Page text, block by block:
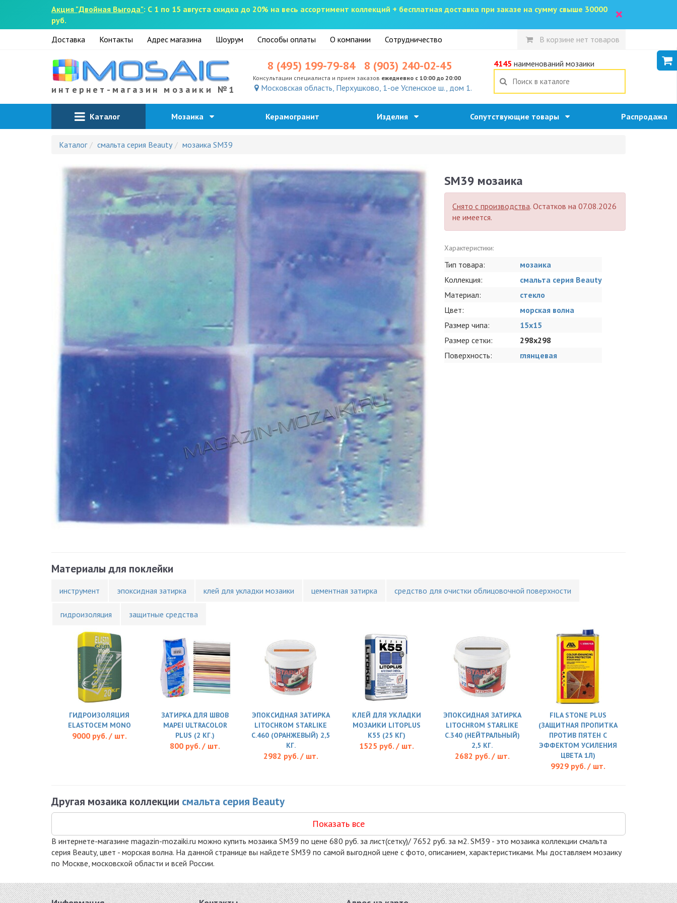
Акция "Двойная Выгода": С 1 по 15 августа скидка до 20% на весь ассортимент коллекций + бесплатная доставка при заказе на сумму свыше 30000
руб.
×
Доставка Контакты Адрес магазина Шоурум Способы оплаты О компании Сотрудничество В корзине нет товаров
интернет-магазин мозаики №1
8 (495) 199-79-84 8 (903) 240-02-45
Консультации специалиста и прием заказов ежедневно с 10:00 до 20:00
Московская область, Перхушково, 1-ое Успенское ш., дом 1.
4145 наименований мозаики
Каталог Мозаика Керамогранит Изделия Сопутствующие товары Распродажа
Каталог смальта серия Beauty мозаика SM39
SM39 мозаика
Снято с производства. Остатков на 07.08.2026
не имеется.
Характеристики:
Тип товара:
мозаика
Коллекция:
смальта серия Beauty
Материал:
стекло
Цвет:
морская волна
Размер чипа:
15x15
Размер сетки:
298x298
Поверхность:
глянцевая
Материалы для поклейки
инструмент эпоксидная затирка клей для укладки мозаики цементная затирка средство для очистки облицовочной поверхности
гидроизоляция защитные средства
ГИДРОИЗОЛЯЦИЯ
ELASTOCEM MONO
9000 руб. / шт.
ЗАТИРКА ДЛЯ ШВОВ
MAPEI ULTRACOLOR
PLUS (2 КГ.)
800 руб. / шт.
ЭПОКСИДНАЯ ЗАТИРКА
LITOCHROM STARLIKE
C.460 (ОРАНЖЕВЫЙ) 2,5
КГ.
2982 руб. / шт.
КЛЕЙ ДЛЯ УКЛАДКИ
МОЗАИКИ LITOPLUS
K55 (25 КГ)
1525 руб. / шт.
ЭПОКСИДНАЯ ЗАТИРКА
LITOCHROM STARLIKE
C.340 (НЕЙТРАЛЬНЫЙ)
2,5 КГ.
2682 руб. / шт.
FILA STONE PLUS
(ЗАЩИТНАЯ ПРОПИТКА
ПРОТИВ ПЯТЕН С
ЭФФЕКТОМ УСИЛЕНИЯ
ЦВЕТА 1Л)
9929 руб. / шт.
Другая мозаика коллекции смальта серия Beauty
Показать все
В интернете-магазине magazin-mozaiki.ru можно купить мозаика SM39 по цене 680 руб. за лист(сетку)/ 7652 руб. за м2. SM39 - это мозаика коллекции смальта
серия Beauty, цвет - морская волна. На данной странице вы найдете SM39 по самой выгодной цене с фото, описанием, характеристиками. Мы доставляем мозаику
по Москве, московской области и всей России.